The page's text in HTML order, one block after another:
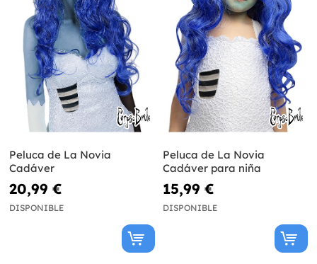
Peluca de La Novia
Cadáver
20,99 €
DISPONIBLE
Peluca de La Novia
Cadáver para niña
15,99 €
DISPONIBLE